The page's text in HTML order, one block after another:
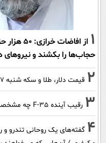
1
از
حجاب‌ها را بکشند و نیرو‌های
2 قیمت دلار، طلا و سکه شنبه ۱۷ مرداد ۱۴۰۵ (+جدول قیمت)
3 رقیب آینده F-35 چه مشخصاتی دارد؟
4